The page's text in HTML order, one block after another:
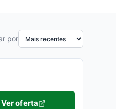
por
Ver oferta